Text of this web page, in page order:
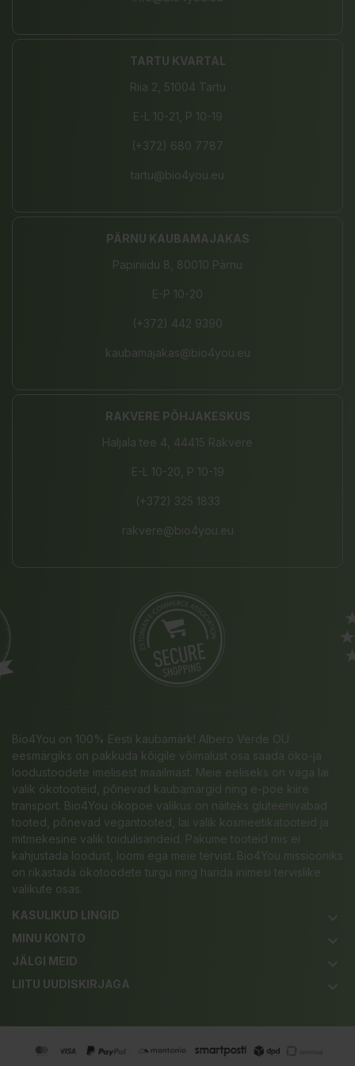
TARTU KVARTAL
Riia 2, 51004 Tartu
E-L 10-21, P 10-19
(+372) 680 7787
tartu@bio4you.eu
PÄRNU KAUBAMAJAKAS
Papiniidu 8, 80010 Pärnu
E-P 10-20
(+372) 442 9390
kaubamajakas@bio4you.eu
RAKVERE PÕHJAKESKUS
Haljala tee 4, 44415 Rakvere
E-L 10-20, P 10-19
(+372) 325 1833
rakvere@bio4you.eu
Bio4You on 100% Eesti kaubamärk! Albero Verde OÜ
eesmärgiks on pakkuda kõigile võimalust osa saada öko-ja
loodustoodete imelisest maailmast. Meie eeliseks on väga lai
valik ökotooteid, põnevad kaubamärgid ning e-poe kiire
transport. Bio4You ökopoe valikus on näiteks gluteenivabad
tooted, põnevad vegantooted, lai valik kosmeetikatooteid ja
mitmekesine valik toidulisandeid. Pakume tooteid mis ei
kahjustada loodust, loomi ega meie tervist. Bio4You missiooniks
on rikastada ökotoodete turgu ning harida inimesi tervislike
valikute osas.
KASULIKUD LINGID
keyboard_arrow_down
MINU KONTO keyboard_arrow_down
JÄLGI MEID keyboard_arrow_down
LIITU UUDISKIRJAGA keyboard_arrow_down